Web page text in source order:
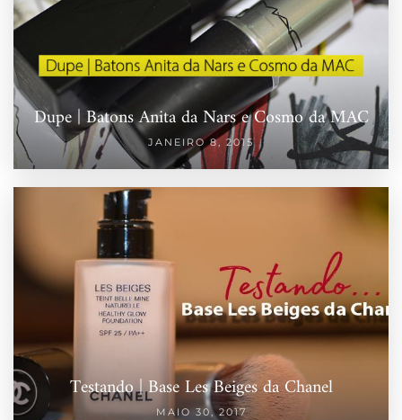
Dupe | Batons Anita da Nars e Cosmo da MAC
JANEIRO 8, 2015
Testando | Base Les Beiges da Chanel
MAIO 30, 2017